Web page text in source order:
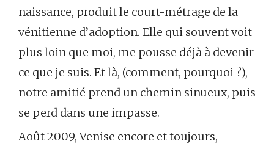
naissance, produit le court-métrage de la
vénitienne d’adoption. Elle qui souvent voit
plus loin que moi, me pousse déjà à devenir
ce que je suis. Et là, (comment, pourquoi ?),
notre amitié prend un chemin sinueux, puis
se perd dans une impasse.
Août 2009, Venise encore et toujours,